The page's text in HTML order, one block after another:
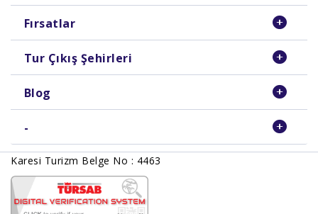
Fırsatlar
Tur Çıkış Şehirleri
Blog
-
Karesi Turizm Belge No : 4463